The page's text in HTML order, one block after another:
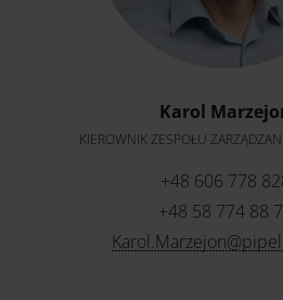
Karol
KIEROWNIK ZESPOŁU
+48 606 778
+48 58 774 88